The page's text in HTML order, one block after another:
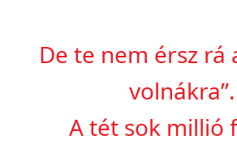
De te nem érsz rá
volnákra”.
A tét sok millió